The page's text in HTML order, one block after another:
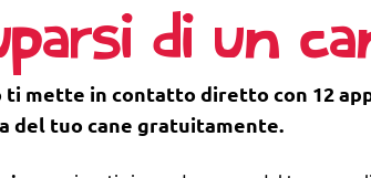
di un
ti mette in contatto diretto con 12
del tuo cane gratuitamente.